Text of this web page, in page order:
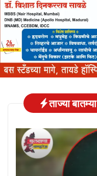
ताज्या बातम्या